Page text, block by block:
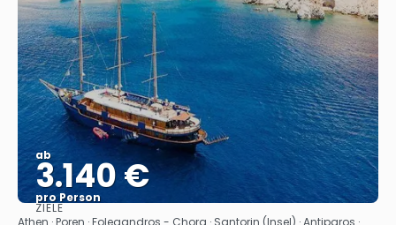
ab
3.140 €
pro Person
Sehen
ZIELE
Athen · Poren · Folegandros - Chora · Santorin (Insel) · Antiparos ·